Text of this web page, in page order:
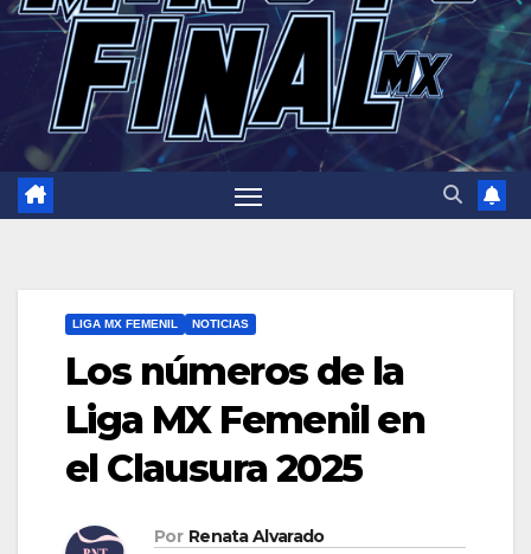
LIGA MX FEMENIL NOTICIAS
Los números de la
Liga MX Femenil en
el Clausura 2025
Por Renata Alvarado